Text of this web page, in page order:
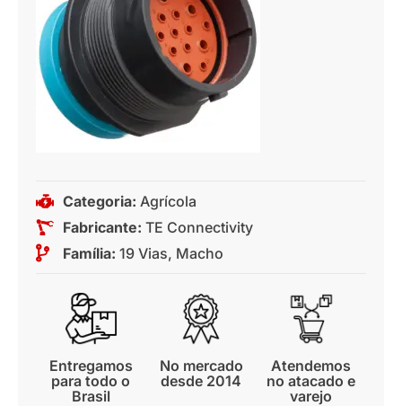
Categoria: Agrícola
Fabricante: TE Connectivity
Família: 19 Vias, Macho
Entregamos
para todo o
Brasil
No mercado
desde 2014
Atendemos
no atacado e
varejo